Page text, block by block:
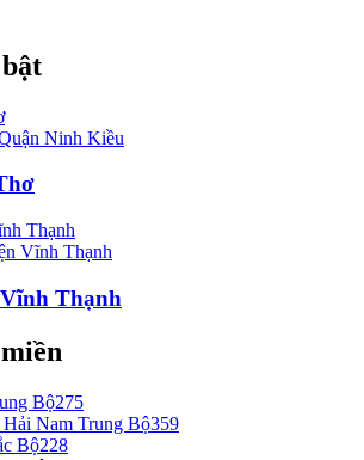
Ninh Kiều
Vĩnh Thạnh
Thạnh
Bộ275
Nam Trung Bộ359
Bộ228